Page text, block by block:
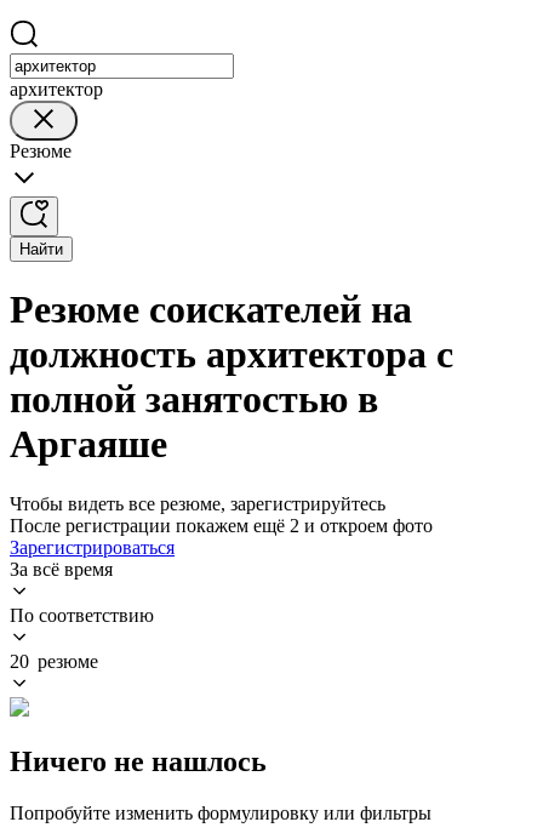
архитектор
Резюме
Найти
Резюме соискателей на
должность архитектора с
полной занятостью в
Аргаяше
Чтобы видеть все резюме, зарегистрируйтесь
После регистрации покажем ещё 2 и откроем фото
Зарегистрироваться
За всё время
По соответствию
20 резюме
Ничего не нашлось
Попробуйте изменить формулировку или фильтры